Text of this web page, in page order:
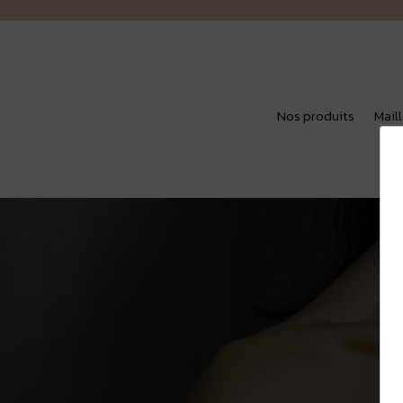
Nos produits